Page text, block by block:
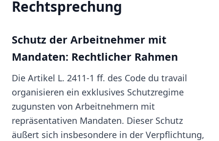
Rechtsprechung
Schutz der Arbeitnehmer mit
Mandaten: Rechtlicher Rahmen
Die Artikel L. 2411-1 ff. des Code du travail
organisieren ein exklusives Schutzregime
zugunsten von Arbeitnehmern mit
repräsentativen Mandaten. Dieser Schutz
äußert sich insbesondere in der Verpflichtung,